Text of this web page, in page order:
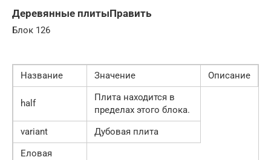
Деревянные плитыПравить
Блок 126
Название Значение Описание
half
Плита находится в
пределах этого блока.
variant
Дубовая плита
Еловая